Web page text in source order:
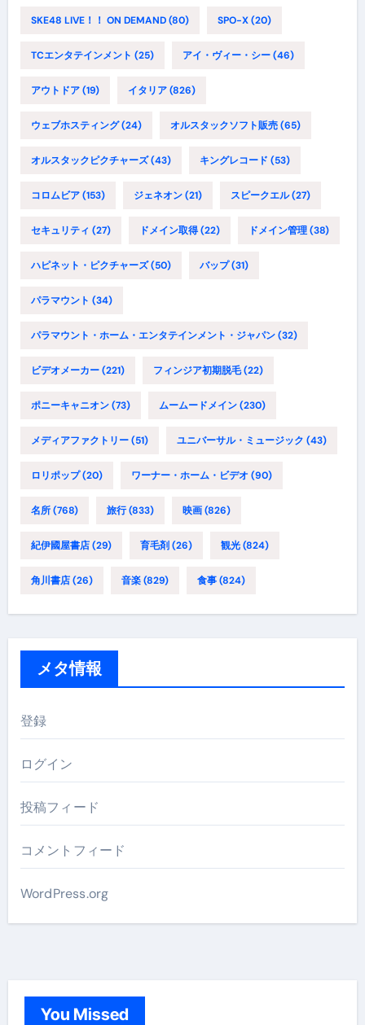
SKE48 LIVE！！ ON DEMAND(80) SPO-X(20)
TCエンタテインメント (25) アイ・ヴィー・シー(46)
アウトドア(19) イタリア(826)
ウェブホスティング(24) オルスタックソフト販売(65)
オルスタックピクチャーズ(43) キングレコード (53)
コロムビア(153) ジェネオン(21) スピークエル(27)
セキュリティ (27) ドメイン取得(22) ドメイン管理(38)
ハピネット・ピクチャーズ(50) バップ(31)
パラマウント (34)
パラマウント・ホーム・エンタテインメント・ジャパン(32)
ビデオメーカー(221) フィンジア初期脱毛(22)
ポニーキャニオン(73) ムームードメイン(230)
メディアファクトリー(51) ユニバーサル・ミュージック (43)
ロリポップ(20) ワーナー・ホーム・ビデオ (90)
名所(768) 旅行(833) 映画(826)
紀伊國屋書店(29) 育毛剤(26) 観光(824)
角川書店(26) 音楽(829) 食事(824)
メタ情報
登録
ログイン
投稿フィード
コメントフィード
WordPress.org
You Missed